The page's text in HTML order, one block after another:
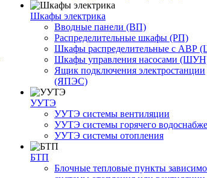
Шкафы электрика
Вводные панели (ВП)
Распределительные шкафы (РП)
Шкафы распределительные с АВР
Шкафы управления насосами
Ящик подключения электростанции
(ЯПЭС)
УУТЭ
УУТЭ системы вентиляции
УУТЭ системы горячего
УУТЭ системы отопления
БТП
Блочные тепловые пункты